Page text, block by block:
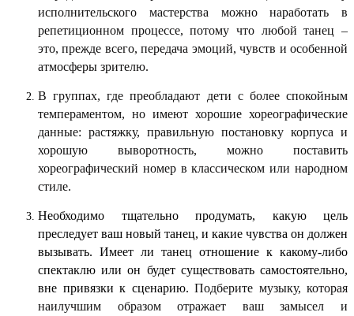
исполнительского мастерства можно наработать в
репетиционном процессе, потому что любой танец –
это, прежде всего, передача эмоций, чувств и особенной
атмосферы зрителю.
В группах, где преобладают дети с более спокойным
темпераментом, но имеют хорошие хореографические
данные: растяжку, правильную постановку корпуса и
хорошую выворотность, можно поставить
хореографический номер в классическом или народном
стиле.
Необходимо тщательно продумать, какую цель
преследует ваш новый танец, и какие чувства он должен
вызывать. Имеет ли танец отношение к какому-либо
спектаклю или он будет существовать самостоятельно,
вне привязки к сценарию. Подберите музыку, которая
наилучшим образом отражает ваш замысел и